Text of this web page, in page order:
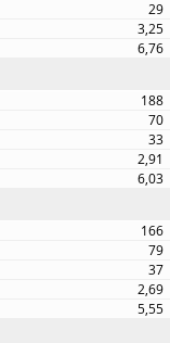
29
3,25
6,76
188
70
33
2,91
6,03
166
79
37
2,69
5,55